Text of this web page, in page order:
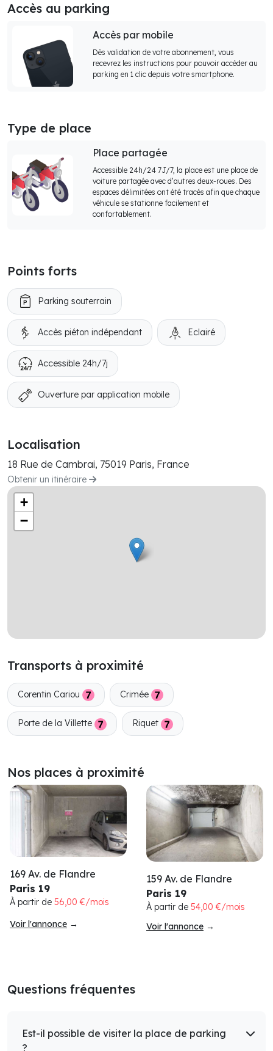
Accès au parking
Accès par mobile
Dès validation de votre abonnement, vous
recevrez les instructions pour pouvoir accéder au
parking en 1 clic depuis votre smartphone.
Type de place
Place partagée
Accessible 24h/24 7J/7, la place est une place de
voiture partagée avec d’autres deux-roues. Des
espaces délimitées ont été tracés afin que chaque
véhicule se stationne facilement et
confortablement.
Points forts
Parking souterrain
Accès piéton indépendant Eclairé
Accessible 24h/7j
Ouverture par application mobile
Localisation
18 Rue de Cambrai, 75019 Paris, France
Obtenir un itinéraire
+
−
Transports à proximité
Corentin Cariou Crimée
Porte de la Villette Riquet
Nos places à proximité
169 Av. de Flandre
Paris 19
À partir de 56,00 €/mois
Voir l'annonce →
159 Av. de Flandre
Paris 19
À partir de 54,00 €/mois
Voir l'annonce →
Questions fréquentes
Est-il possible de visiter la place de parking
?